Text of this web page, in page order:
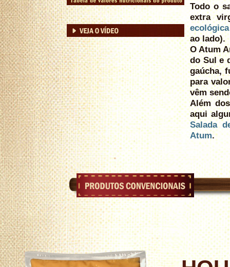
Todo o
extra
ecológica
ao lado).
O Atum
do Sul e
gaúcha,
para
vêm
Além
aqui
Salada
Atum.